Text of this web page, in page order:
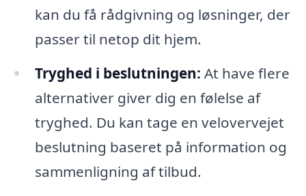
kan du få rådgivning og løsninger, der
passer til netop dit hjem.
Tryghed i beslutningen: At have flere
alternativer giver dig en følelse af
tryghed. Du kan tage en velovervejet
beslutning baseret på information og
sammenligning af tilbud.